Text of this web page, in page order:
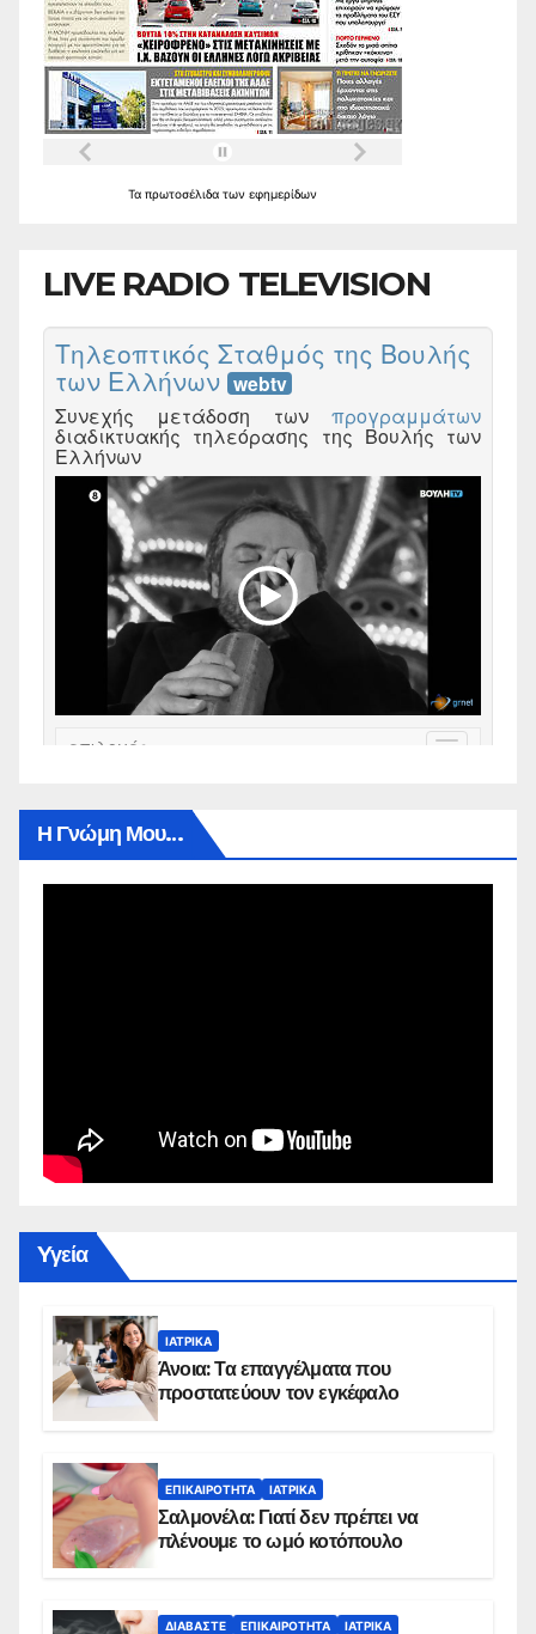
Τα πρωτοσέλιδα των εφημερίδων
LIVE RADIO TELEVISION
Η Γνώμη Μου…
Yγεία
ΙΑΤΡΙΚΆ
Άνοια: Τα επαγγέλματα που
προστατεύουν τον εγκέφαλο
ΕΠΙΚΑΙΡΌΤΗΤΑ ΙΑΤΡΙΚΆ
Σαλμονέλα: Γιατί δεν πρέπει να
πλένουμε το ωμό κοτόπουλο
ΔΙΑΒΆΣΤΕ ΕΠΙΚΑΙΡΌΤΗΤΑ
ΙΑΤΡΙΚΆ